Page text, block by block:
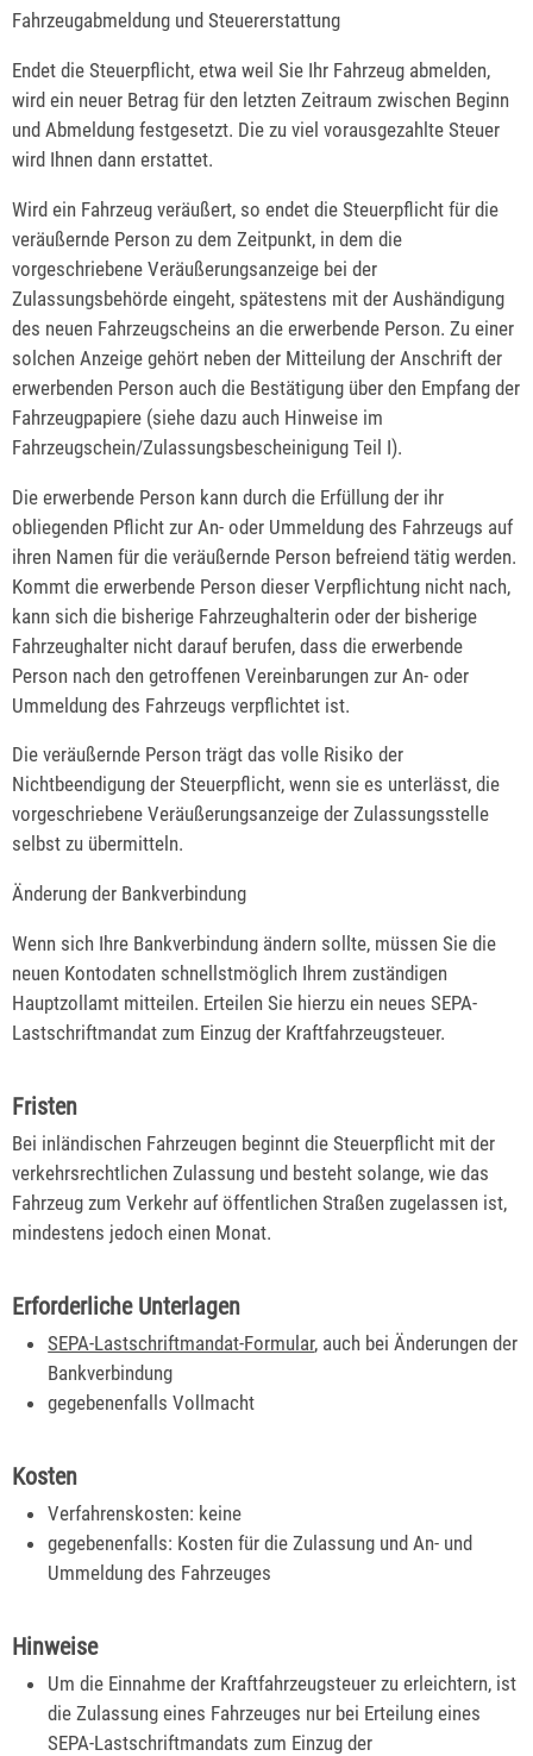
Fahrzeugabmeldung und Steuererstattung
Endet die Steuerpflicht, etwa weil Sie Ihr Fahrzeug abmelden,
wird ein neuer Betrag für den letzten Zeitraum zwischen Beginn
und Abmeldung festgesetzt. Die zu viel vorausgezahlte Steuer
wird Ihnen dann erstattet.
Wird ein Fahrzeug veräußert, so endet die Steuerpflicht für die
veräußernde Person zu dem Zeitpunkt, in dem die
vorgeschriebene Veräußerungsanzeige bei der
Zulassungsbehörde eingeht, spätestens mit der Aushändigung
des neuen Fahrzeugscheins an die erwerbende Person. Zu einer
solchen Anzeige gehört neben der Mitteilung der Anschrift der
erwerbenden Person auch die Bestätigung über den Empfang der
Fahrzeugpapiere (siehe dazu auch Hinweise im
Fahrzeugschein/Zulassungsbescheinigung Teil I).
Die erwerbende Person kann durch die Erfüllung der ihr
obliegenden Pflicht zur An- oder Ummeldung des Fahrzeugs auf
ihren Namen für die veräußernde Person befreiend tätig werden.
Kommt die erwerbende Person dieser Verpflichtung nicht nach,
kann sich die bisherige Fahrzeughalterin oder der bisherige
Fahrzeughalter nicht darauf berufen, dass die erwerbende
Person nach den getroffenen Vereinbarungen zur An- oder
Ummeldung des Fahrzeugs verpflichtet ist.
Die veräußernde Person trägt das volle Risiko der
Nichtbeendigung der Steuerpflicht, wenn sie es unterlässt, die
vorgeschriebene Veräußerungsanzeige der Zulassungsstelle
selbst zu übermitteln.
Änderung der Bankverbindung
Wenn sich Ihre Bankverbindung ändern sollte, müssen Sie die
neuen Kontodaten schnellstmöglich Ihrem zuständigen
Hauptzollamt mitteilen. Erteilen Sie hierzu ein neues SEPA-
Lastschriftmandat zum Einzug der Kraftfahrzeugsteuer.
Fristen
Bei inländischen Fahrzeugen beginnt die Steuerpflicht mit der
verkehrsrechtlichen Zulassung und besteht solange, wie das
Fahrzeug zum Verkehr auf öffentlichen Straßen zugelassen ist,
mindestens jedoch einen Monat.
Erforderliche Unterlagen
SEPA-Lastschriftmandat-Formular, auch bei Änderungen der
Bankverbindung
gegebenenfalls Vollmacht
Kosten
Verfahrenskosten: keine
gegebenenfalls: Kosten für die Zulassung und An- und
Ummeldung des Fahrzeuges
Hinweise
Um die Einnahme der Kraftfahrzeugsteuer zu erleichtern, ist
die Zulassung eines Fahrzeuges nur bei Erteilung eines
SEPA-Lastschriftmandats zum Einzug der